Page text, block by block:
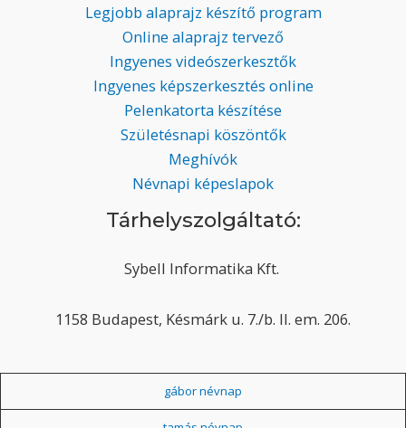
Legjobb alaprajz készítő program
Online alaprajz tervező
Ingyenes videószerkesztők
Ingyenes képszerkesztés online
Pelenkatorta készítése
Születésnapi köszöntők
Meghívók
Névnapi képeslapok
Tárhelyszolgáltató:
Sybell Informatika Kft.
1158 Budapest, Késmárk u. 7./b. II. em. 206.
gábor névnap